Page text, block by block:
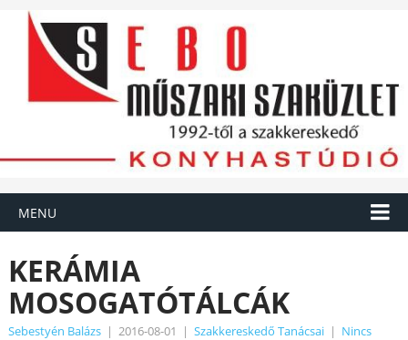
MENU
KERÁMIA
MOSOGATÓTÁLCÁK
Sebestyén Balázs | 2016-08-01 | Szakkereskedő Tanácsai | Nincs